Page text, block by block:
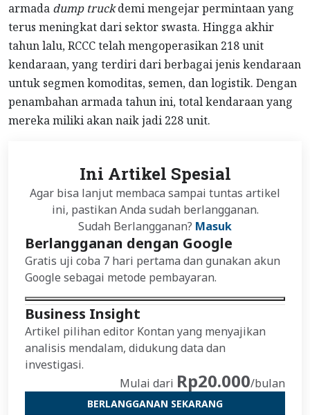
armada dump truckdemi mengejar permintaan yang
terus meningkat dari sektor swasta. Hingga akhir
tahun lalu, RCCC telah mengoperasikan 218 unit
kendaraan, yang terdiri dari berbagai jenis kendaraan
untuk segmen komoditas, semen, dan logistik. Dengan
penambahan armada tahun ini, total kendaraan yang
mereka miliki akan naik jadi 228 unit.
Ini Artikel Spesial
Agar bisa lanjut membaca sampai tuntas artikel
ini, pastikan Anda sudah berlangganan.
Sudah Berlangganan? Masuk
Berlangganan dengan Google
Gratis uji coba 7 hari pertama dan gunakan akun
Google sebagai metode pembayaran.
Business Insight
Artikel pilihan editor Kontan yang menyajikan
analisis mendalam, didukung data dan
investigasi.
Mulai dari Rp20.000/bulan
BERLANGGANAN SEKARANG